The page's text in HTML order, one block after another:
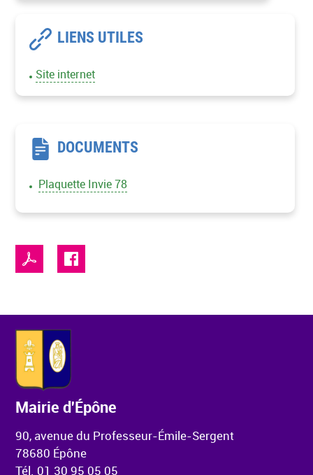
LIENS UTILES
Site internet
DOCUMENTS
Plaquette Invie 78
Mairie d'Épône
90, avenue du Professeur-Émile-Sergent
78680 Épône
Tél. 01 30 95 05 05